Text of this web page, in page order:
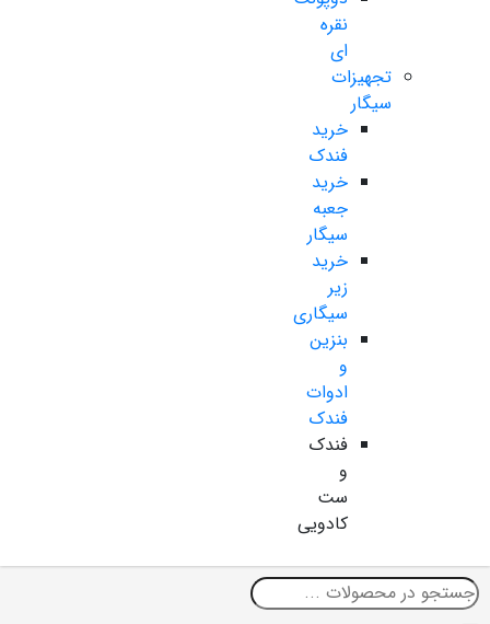
نقره
ای
تجهیزات
سیگار
خرید
فندک
خرید
جعبه
سیگار
خرید
زیر
سیگاری
بنزین
و
ادوات
فندک
فندک
و
ست
کادویی